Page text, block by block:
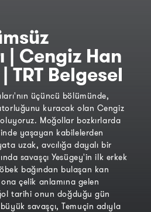
| Cengiz Han
TRT Belgesel
üçüncü bölümünde,
kuracak olan Cengiz
Moğollar bozkırlarda
yaşayan kabilelerden
uzak, avcılığa dayalı bir
savaşçı Yesügey'in ilk erkek
bağından bulaşan kan
ona çelik anlamına gelen
tarihi onun doğduğu gün
savaşçı, Temuçin adıyla